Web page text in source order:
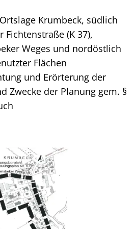
Krumbeck, südlich
(K 37),
Weges und nordöstlich
Flächen
und Erörterung der
Zwecke der Planung gem. §